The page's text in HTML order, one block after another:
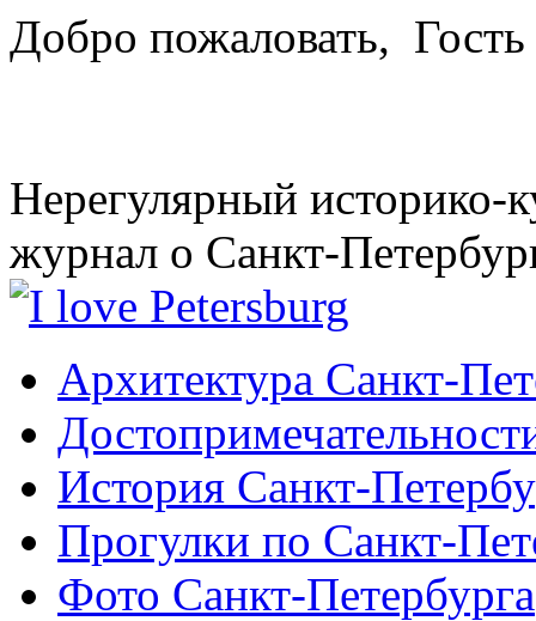
Добро пожаловать, Гость
Нерегулярный историко-
журнал о Санкт-
Архитектура Санкт-
История Санкт-
Прогулки по Санкт-
Фото Санкт-Петербурга